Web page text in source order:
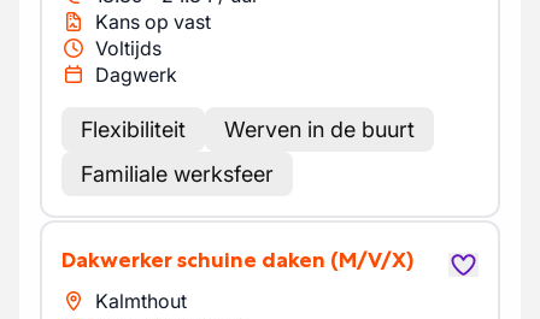
Kans op vast
Voltijds
Dagwerk
Flexibiliteit
Werven in de buurt
Familiale werksfeer
Dakwerker schuine daken (M/V/X)
Kalmthout